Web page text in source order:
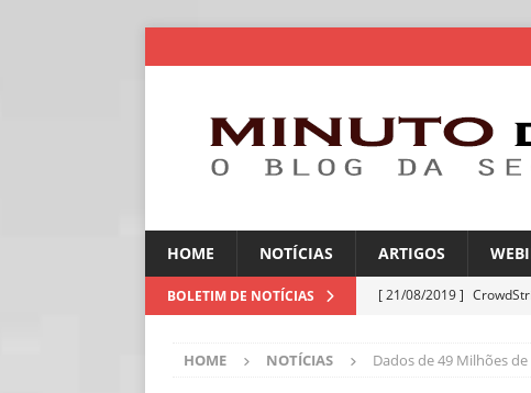
HOME NOTÍCIAS ARTIGOS
BOLETIM DE NOTÍCIAS [ 21/08/2019 ]
[ 06/08/2026 ] América
HOME NOTÍCIAS Dados de 49 Milhões